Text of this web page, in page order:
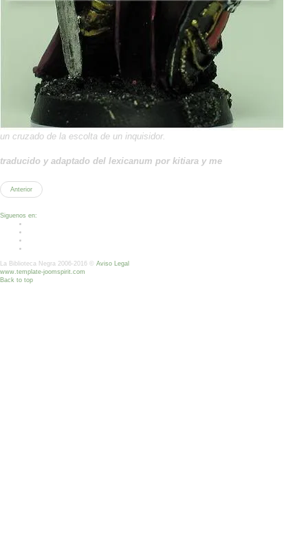
un cruzado de la escolta de un inquisidor.
traducido y adaptado del lexicanum por kitiara y me
Anterior
Siguenos en:
La Biblioteca Negra 2006-2016 © Aviso Legal
www.template-joomspirit.com
Back to top